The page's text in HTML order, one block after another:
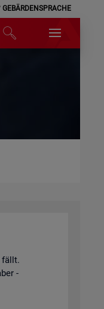
GEBÄRDENSPRACHE
fällt.
-